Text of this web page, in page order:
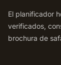
El planificador
verificados,
brochura de